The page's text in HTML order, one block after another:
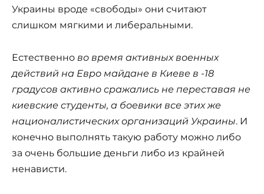
Украины вроде «свободы» они считают
слишком мягкими и либеральными.
Естественно во время активных военных
действий на Евро майдане в Киеве в -18
градусов активно сражались не переставая не
киевские студенты, а боевики все этих же
националистических организаций Украины. И
конечно выполнять такую работу можно либо
за очень большие деньги либо из крайней
ненависти.